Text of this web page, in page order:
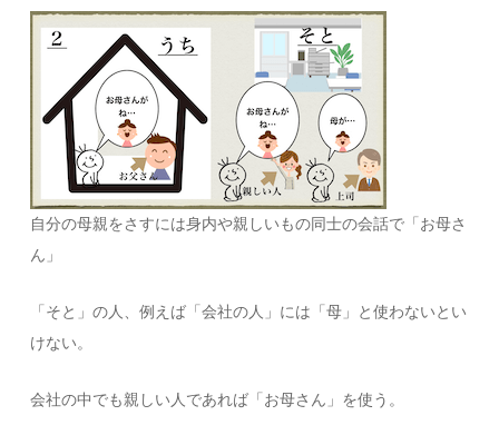
自分の母親をさすには身内や親しいもの同士の会話で「お母さ
ん」
「そと」の人、例えば「会社の人」には「母」と使わないとい
けない。
会社の中でも親しい人であれば「お母さん」を使う。